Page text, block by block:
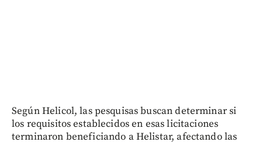
Según Helicol, las pesquisas buscan determinar si
los requisitos establecidos en esas licitaciones
terminaron beneficiando a Helistar, afectando las